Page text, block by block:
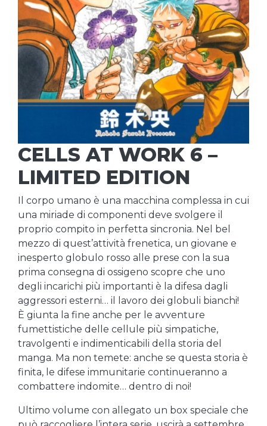
CELLS AT WORK 6 –
LIMITED EDITION
Il corpo umano è una macchina complessa in cui
una miriade di componenti deve svolgere il
proprio compito in perfetta sincronia. Nel bel
mezzo di quest’attività frenetica, un giovane e
inesperto globulo rosso alle prese con la sua
prima consegna di ossigeno scopre che uno
degli incarichi più importanti è la difesa dagli
aggressori esterni… il lavoro dei globuli bianchi!
È giunta la fine anche per le avventure
fumettistiche delle cellule più simpatiche,
travolgenti e indimenticabili della storia del
manga. Ma non temete: anche se questa storia è
finita, le difese immunitarie continueranno a
combattere indomite… dentro di noi!
Ultimo volume con allegato un box speciale che